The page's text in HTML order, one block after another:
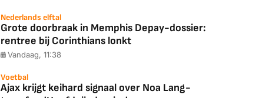
Nederlands elftal
Grote doorbraak in Memphis Depay-dossier:
rentree bij Corinthians lonkt
Vandaag, 11:38
Voetbal
Ajax krijgt keihard signaal over Noa Lang-